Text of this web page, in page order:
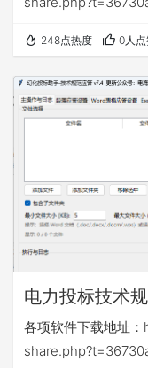
248点热度 0人
电力投标技术
各项软件下载地址